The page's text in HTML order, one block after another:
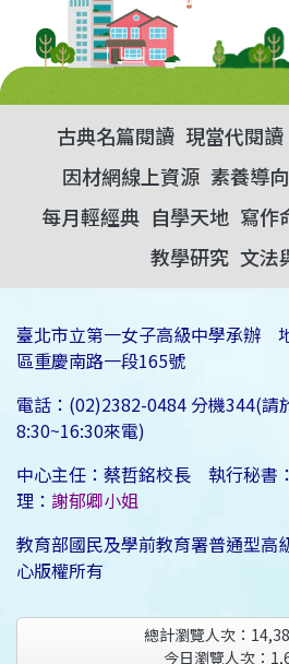
古典名篇閱讀 現當代閱讀
因材網線上資源 素養導
每月輕經典 自學天地 寫作
教學研究 文法
臺北市立第一女子高級中學承辦
區重慶南路一段165號
電話：(02)2382-0484 分機344(請
8:30~16:30來電)
中心主任：蔡哲銘校長 執行秘
理： 謝郁卿小姐
教育部國民及學前教育署普通型高
心版權所有
總計瀏覽人次：
今日瀏覽人次：